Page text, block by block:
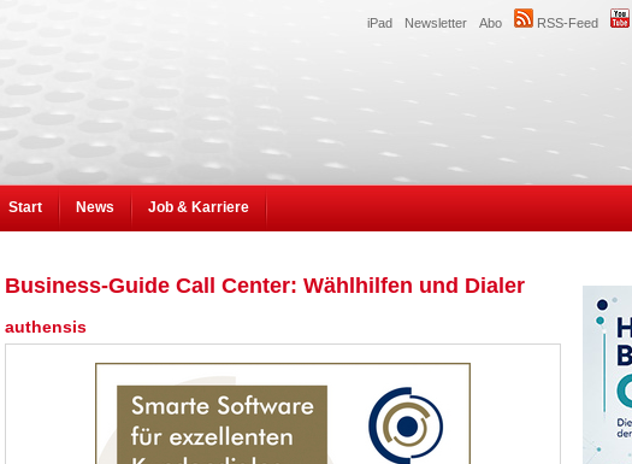
RSS-Feed
Abo
Newsletter
iPad
Start News Job & Karriere
Business-Guide Call Center: Wählhilfen und Dialer
authensis